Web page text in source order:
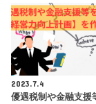
2023.7.4
優遇税制や金融支援